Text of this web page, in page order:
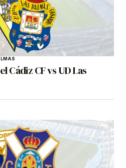
Cádiz CF vs UD Las